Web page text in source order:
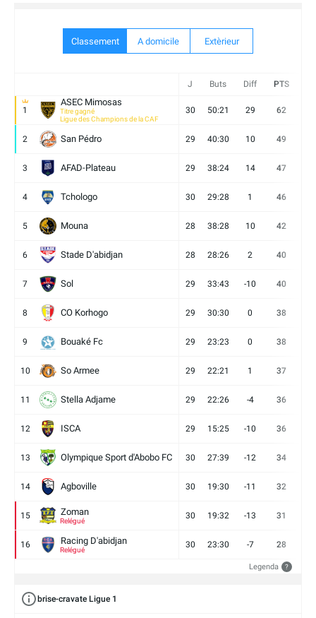
Classement A domicile Extèrieur
J Buts Diff PTS
1
ASEC Mimosas
Titre gagné
Ligue des Champions de la CAF
30 50:21 29 62
2 San Pédro 29 40:30 10 49
3 AFAD-Plateau 29 38:24 14 47
4 Tchologo 30 29:28 1 46
5 Mouna 28 38:28 10 42
6 Stade D'abidjan 28 28:26 2 40
7 Sol 29 33:43 -10 40
8 CO Korhogo 29 30:30 0 38
9 Bouaké Fc 29 23:23 0 38
10 So Armee 29 22:21 1 37
11 Stella Adjame 29 22:26 -4 36
12 ISCA 29 15:25 -10 36
13 Olympique Sport d'Abobo FC 30 27:39 -12 34
14 Agboville 30 19:30 -11 32
15 Zoman
Relégué
30 19:32 -13 31
16 Racing D'abidjan
Relégué
30 23:30 -7 28
Legenda ?
brise-cravate Ligue 1